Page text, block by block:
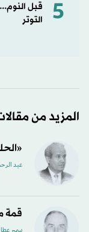
5
التوتر
المزيد من
عبد
قمة